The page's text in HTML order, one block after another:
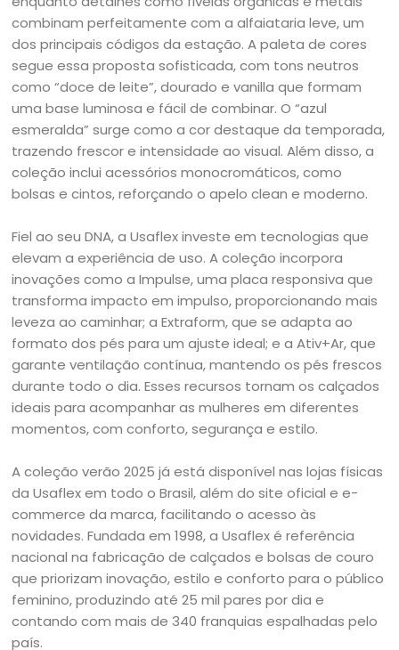
combinam perfeitamente com a alfaiataria leve, um
dos principais códigos da estação. A paleta de cores
segue essa proposta sofisticada, com tons neutros
como “doce de leite”, dourado e vanilla que formam
uma base luminosa e fácil de combinar. O “azul
esmeralda” surge como a cor destaque da temporada,
trazendo frescor e intensidade ao visual. Além disso, a
coleção inclui acessórios monocromáticos, como
bolsas e cintos, reforçando o apelo clean e moderno.
Fiel ao seu DNA, a Usaflex investe em tecnologias que
elevam a experiência de uso. A coleção incorpora
inovações como a Impulse, uma placa responsiva que
transforma impacto em impulso, proporcionando mais
leveza ao caminhar; a Extraform, que se adapta ao
formato dos pés para um ajuste ideal; e a Ativ+Ar, que
garante ventilação contínua, mantendo os pés frescos
durante todo o dia. Esses recursos tornam os calçados
ideais para acompanhar as mulheres em diferentes
momentos, com conforto, segurança e estilo.
A coleção verão 2025 já está disponível nas lojas físicas
da Usaflex em todo o Brasil, além do site oficial e e-
commerce da marca, facilitando o acesso às
novidades. Fundada em 1998, a Usaflex é referência
nacional na fabricação de calçados e bolsas de couro
que priorizam inovação, estilo e conforto para o público
feminino, produzindo até 25 mil pares por dia e
contando com mais de 340 franquias espalhadas pelo
país.